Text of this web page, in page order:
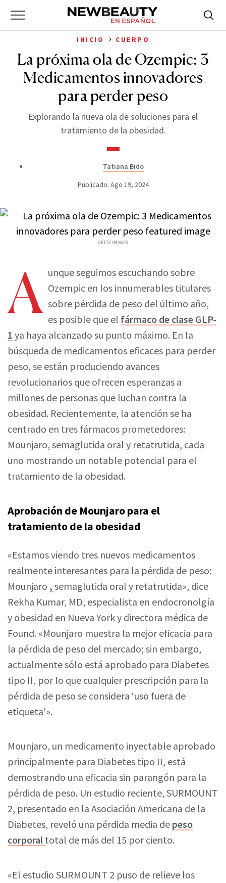
Primary
NewBeauty
for:
INICIO › CUERPO
La próxima ola de Ozempic: 3
Medicamentos innovadores
para perder peso
Explorando la nueva ola de soluciones para el
tratamiento de la obesidad.
Tatiana Bido
Publicado: Ago 19, 2024
GETTY IMAGES
A unque seguimos escuchando sobre
Ozempic en los innumerables titulares
sobre pérdida de peso del último año,
es posible que el fármaco de clase GLP-
1 ya haya alcanzado su punto máximo. En la
búsqueda de medicamentos eficaces para perder
peso, se están produciendo avances
revolucionarios que ofrecen esperanzas a
millones de personas que luchan contra la
obesidad. Recientemente, la atención se ha
centrado en tres fármacos prometedores:
Mounjaro, semaglutida oral y retatrutida, cada
uno mostrando un notable potencial para el
tratamiento de la obesidad.
Aprobación de Mounjaro para el
tratamiento de la obesidad
«Estamos viendo tres nuevos medicamentos
realmente interesantes para la pérdida de peso:
Mounjaro , semaglutida oral y retatrutida», dice
Rekha Kumar, MD, especialista en endocronolgía
y obesidad en Nueva York y directora médica de
Found. «Mounjaro muestra la mejor eficacia para
la pérdida de peso del mercado; sin embargo,
actualmente sólo está aprobado para Diabetes
tipo II, por lo que cualquier prescripción para la
pérdida de peso se considera ‘uso fuera de
etiqueta'».
Mounjaro, un medicamento inyectable aprobado
principalmente para Diabetes tipo II, está
demostrando una eficacia sin parangón para la
pérdida de peso. Un estudio reciente, SURMOUNT
2, presentado en la Asociación Americana de la
Diabetes, reveló una pérdida media de peso
corporal total de más del 15 por ciento.
«El estudio SURMOUNT 2 puso de relieve los